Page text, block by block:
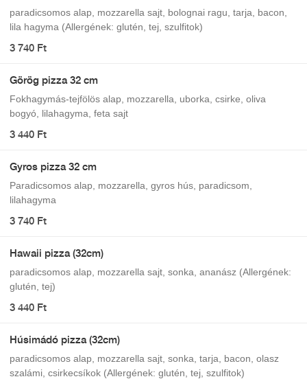
paradicsomos alap, mozzarella sajt, bolognai ragu, tarja, bacon,
lila hagyma (Allergének: glutén, tej, szulfitok)
3 740 Ft
Görög pizza 32 cm
Fokhagymás-tejfölös alap, mozzarella, uborka, csirke, oliva
bogyó, lilahagyma, feta sajt
3 440 Ft
Gyros pizza 32 cm
Paradicsomos alap, mozzarella, gyros hús, paradicsom,
lilahagyma
3 740 Ft
Hawaii pizza (32cm)
paradicsomos alap, mozzarella sajt, sonka, ananász (Allergének:
glutén, tej)
3 440 Ft
Húsimádó pizza (32cm)
paradicsomos alap, mozzarella sajt, sonka, tarja, bacon, olasz
szalámi, csirkecsíkok (Allergének: glutén, tej, szulfitok)